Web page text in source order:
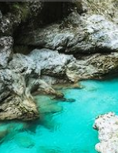
une symphonie
la Slovénie
inoubliable.